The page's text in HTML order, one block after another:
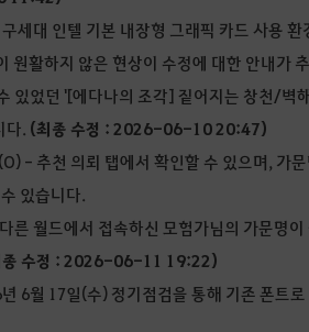
세대 인텔 기본 내장형 그래픽 카드 사용
원활하지 않은 현상이 수정에 대한 안내가
있었던 '[에다나의 조각] 짙어지는 창천/
다. (최종 수정 : 2026-06-10 20:47)
- 추천 의뢰 탭에서 확인할 수 있으며, 가
있습니다.
른 월드에서 접속하신 모험가님의 가문명
종 수정 : 2026-06-11 19:22)
6월 17일(수) 정기점검을 통해 기존 폰트